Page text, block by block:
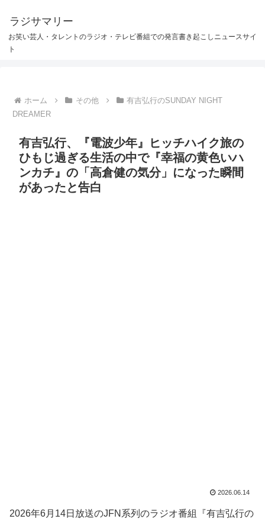
ラジサマリー
お笑い芸人・タレントのラジオ・テレビ番組での発言書き起こしニュースサイ
ト
ホーム その他
有吉弘行のSUNDAY NIGHT
DREAMER
有吉弘行、『電波少年』ヒッチハイク旅の
ひもじ過ぎる生活の中で『幸福の黄色いハ
ンカチ』の「高倉健の気分」になった瞬間
があったと告白
2026.06.14
2026年6月14日放送のJFN系列のラジオ番組『有吉弘行の